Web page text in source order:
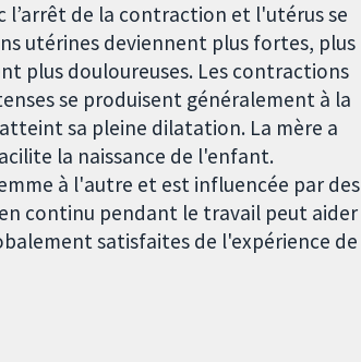
de la contraction et l'utérus se
utérines deviennent plus fortes, plus
plus douloureuses. Les contractions
se produisent généralement à la
sa pleine dilatation. La mère a
la naissance de l'enfant.
à l'autre et est influencée par des
continu pendant le travail peut aider
satisfaites de l'expérience de